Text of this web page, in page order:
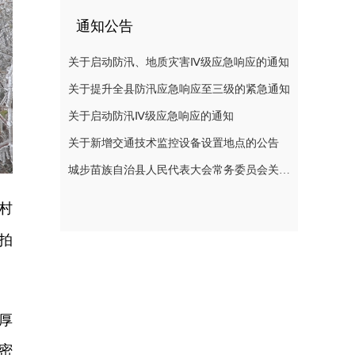
通知公告
关于启动防汛、地质灾害Ⅳ级应急响应的通知
关于提升全县防汛应急响应至三级的紧急通知
关于启动防汛Ⅳ级应急响应的通知
关于新增交通技术监控设备设置地点的公告
城步苗族自治县人民代表大会常务委员会关于刘玮副县长为城步苗族自治县人民政府代理县长的决定